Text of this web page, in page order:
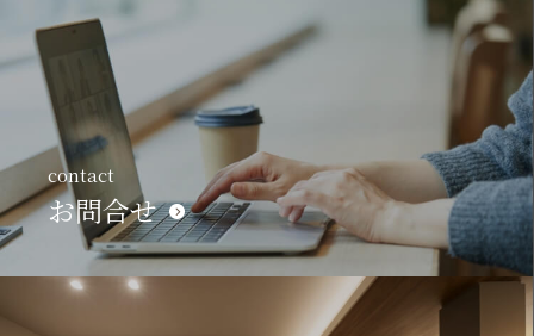
contact
お問合せ